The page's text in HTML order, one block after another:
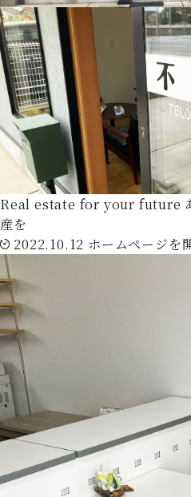
Real estate for your future
産を
2022.10.12 ホームページを